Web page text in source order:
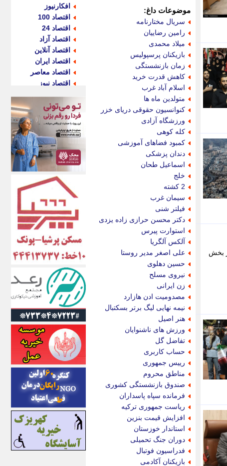
بخش
موضوعات داغ:
سریال مختارنامه
رامین رضاییان
میلاد محمدی
بازیکنان پرسپولیس
زمان بازنشستگی
کاهش قدرت خرید
اسلام آباد غرب
متولدین ماه ها
کنوانسیون حقوقی دریای خزر
ورزشگاه آزادی
کله کوهی
کمبود فضاهای آموزشی
دندان پزشکی
اسماعیل طحان
خلج
2 کشته
سیمان غرب
فیلتر شنی
دکتر محسن حرازی زاده یزدی
استوارت پیرس
آلکس آلگریا
علی اصغر مدیر روستا
حسین دهلوی
نیروی مسلح
زن ایرانی
مصدومیت ادن هازارد
نیمه نهایی لیگ برتر بسکتبال
هنر اصیل
ورزش های ناشنوایان
تفاضل گل
حساب کاربری
رییس جمهوری
مناطق محروم
صندوق بازنشستگی کشوری
فرمانده سپاه پاسداران
ریاست جمهوری ترکیه
افزایش قیمت بنزین
استاندار خوزستان
دوران جنگ تحمیلی
فدراسیون فوتبال
بازیکنان آکادمی
افکارنیوز
اقتصاد 100
اقتصاد 24
اقتصاد آزاد
اقتصاد آنلاین
اقتصاد ایران
اقتصاد معاصر
اقتصاد نیوز
اکوفارس
اکونگار
اکونیوز
الف
انتشار آنلاین
اندیشه قرن
اندیشه معاصر
اندیشه ها
انرژی پرس
ای استخدام
ایتنا
ایراف
ایران آرت
ایران آنلاین
ایران زندگی
ایران فوری
ایرانی روز
ایرانیتال
ایرنا
ایسکانیوز
ایسنا
ایکنا
ایلنا
اینتیتر
ایونا نیوز
بازتاب آنلاین
باشگاه خبرنگاران
باغستان نیوز
بامبوک
ببین و بخون
بدینسان
بنکر